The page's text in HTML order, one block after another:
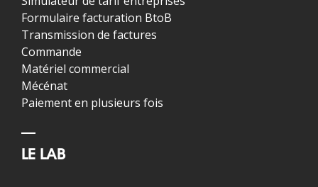
Formulaire facturation BtoB
Transmission de factures
Commande
Matériel commercial
Mécénat
Paiement en plusieurs fois
LE LAB